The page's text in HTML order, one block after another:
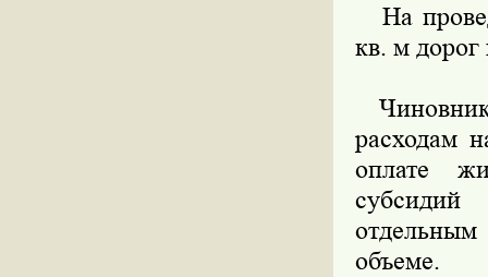
На
кв. м дорог
Чиновник
расходам
оплате
объеме.